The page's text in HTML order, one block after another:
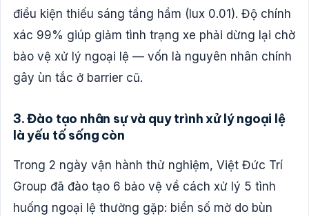
điều kiện thiếu sáng tầng hầm (lux 0.01). Độ chính
xác 99% giúp giảm tình trạng xe phải dừng lại chờ
bảo vệ xử lý ngoại lệ — vốn là nguyên nhân chính
gây ùn tắc ở barrier cũ.
3. Đào tạo nhân sự và quy trình xử lý ngoại lệ
là yếu tố sống còn
Trong 2 ngày vận hành thử nghiệm, Việt Đức Trí
Group đã đào tạo 6 bảo vệ về cách xử lý 5 tình
huống ngoại lệ thường gặp: biển số mờ do bùn